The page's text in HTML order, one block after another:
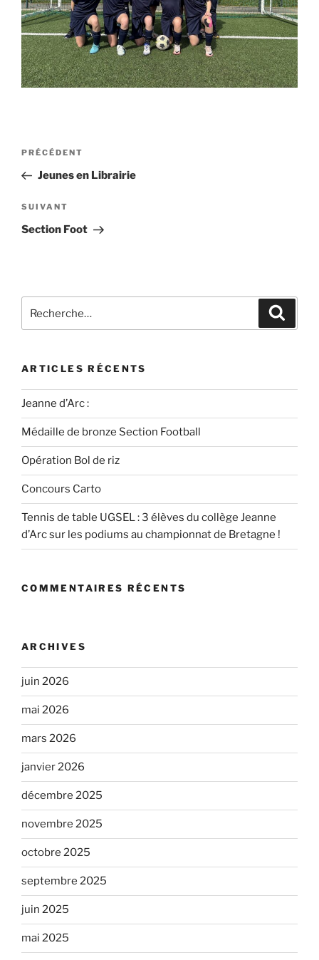
PRÉCÉDENT
Jeunes en Librairie
SUIVANT
Section Foot
ARTICLES RÉCENTS
Jeanne d’Arc :
Médaille de bronze Section Football
Opération Bol de riz
Concours Carto
Tennis de table UGSEL : 3 élèves du collège Jeanne
d’Arc sur les podiums au championnat de Bretagne !
COMMENTAIRES RÉCENTS
ARCHIVES
juin 2026
mai 2026
mars 2026
janvier 2026
décembre 2025
novembre 2025
octobre 2025
septembre 2025
juin 2025
mai 2025